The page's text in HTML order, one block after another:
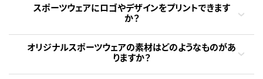
スポーツウェアにロゴやデザインをプリントできます
か？
オリジナルスポーツウェアの素材はどのようなものがあ
りますか？